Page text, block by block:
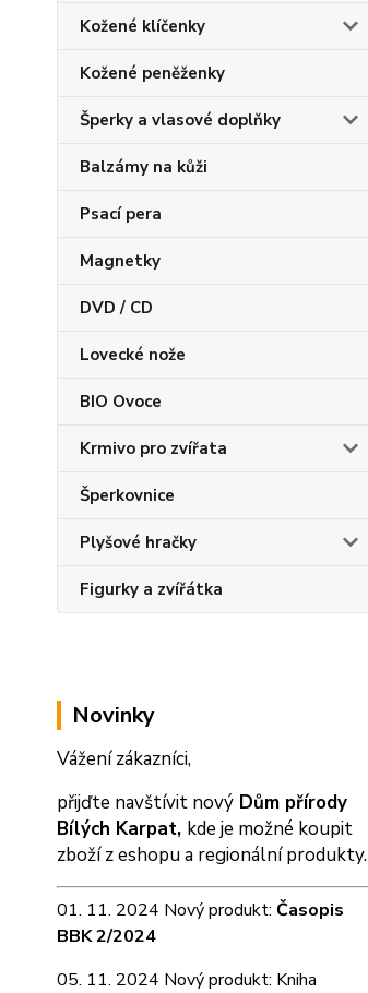
Kožené klíčenky
Kožené peněženky
Šperky a vlasové doplňky
Balzámy na kůži
Psací pera
Magnetky
DVD / CD
Lovecké nože
BIO Ovoce
Krmivo pro zvířata
Šperkovnice
Plyšové hračky
Figurky a zvířátka
Novinky
Vážení zákazníci,
přijďte navštívit nový Dům přírody
Bílých Karpat, kde je možné koupit
zboží z eshopu a regionální produkty.
01. 11. 2024 Nový produkt: Časopis
BBK 2/2024
05. 11. 2024 Nový produkt: Kniha